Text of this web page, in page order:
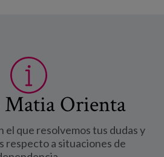
Matia Orienta
que resolvemos tus dudas y
respecto a situaciones de